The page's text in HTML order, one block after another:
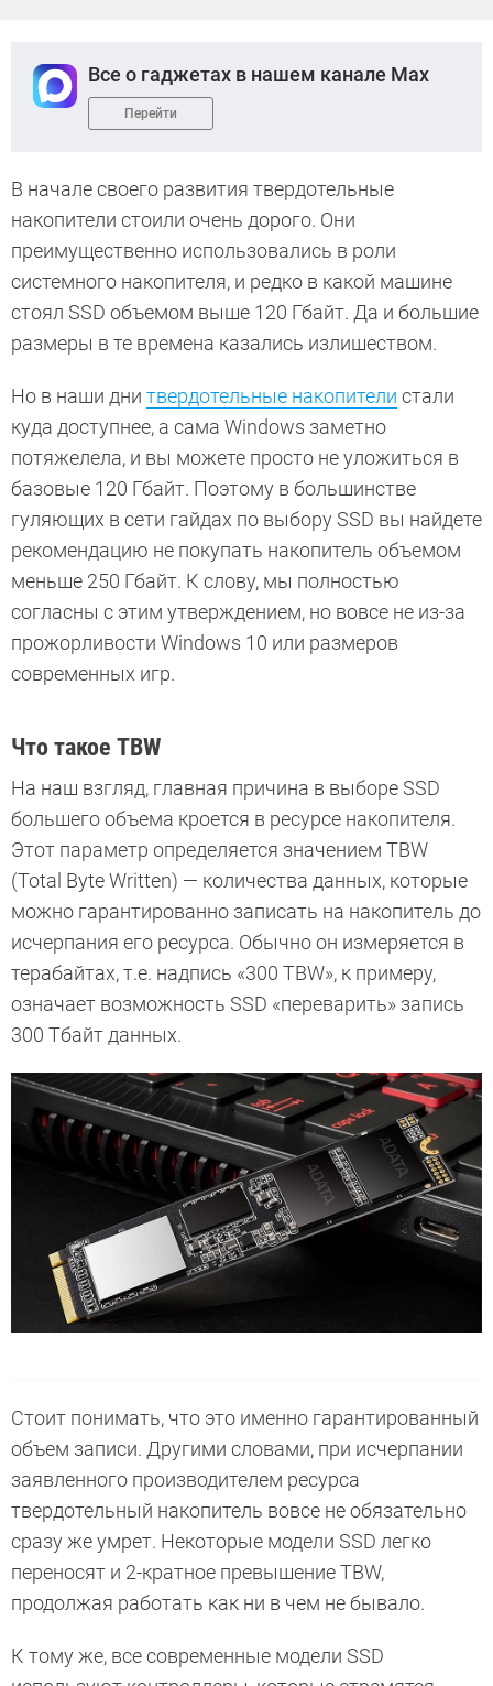
Все о гаджетах в нашем канале Max
Перейти
В начале своего развития твердотельные
накопители стоили очень дорого. Они
преимущественно использовались в роли
системного накопителя, и редко в какой машине
стоял SSD объемом выше 120 Гбайт. Да и большие
размеры в те времена казались излишеством.
Но в наши дни твердотельные накопители стали
куда доступнее, а сама Windows заметно
потяжелела, и вы можете просто не уложиться в
базовые 120 Гбайт. Поэтому в большинстве
гуляющих в сети гайдах по выбору SSD вы найдете
рекомендацию не покупать накопитель объемом
меньше 250 Гбайт. К слову, мы полностью
согласны с этим утверждением, но вовсе не из-за
прожорливости Windows 10 или размеров
современных игр.
Что такое TBW
На наш взгляд, главная причина в выборе SSD
большего объема кроется в ресурсе накопителя.
Этот параметр определяется значением TBW
(Total Byte Written) — количества данных, которые
можно гарантированно записать на накопитель до
исчерпания его ресурса. Обычно он измеряется в
терабайтах, т.е. надпись «300 TBW», к примеру,
означает возможность SSD «переварить» запись
300 Тбайт данных.
Стоит понимать, что это именно гарантированный
объем записи. Другими словами, при исчерпании
заявленного производителем ресурса
твердотельный накопитель вовсе не обязательно
сразу же умрет. Некоторые модели SSD легко
переносят и 2-кратное превышение TBW,
продолжая работать как ни в чем не бывало.
К тому же, все современные модели SSD